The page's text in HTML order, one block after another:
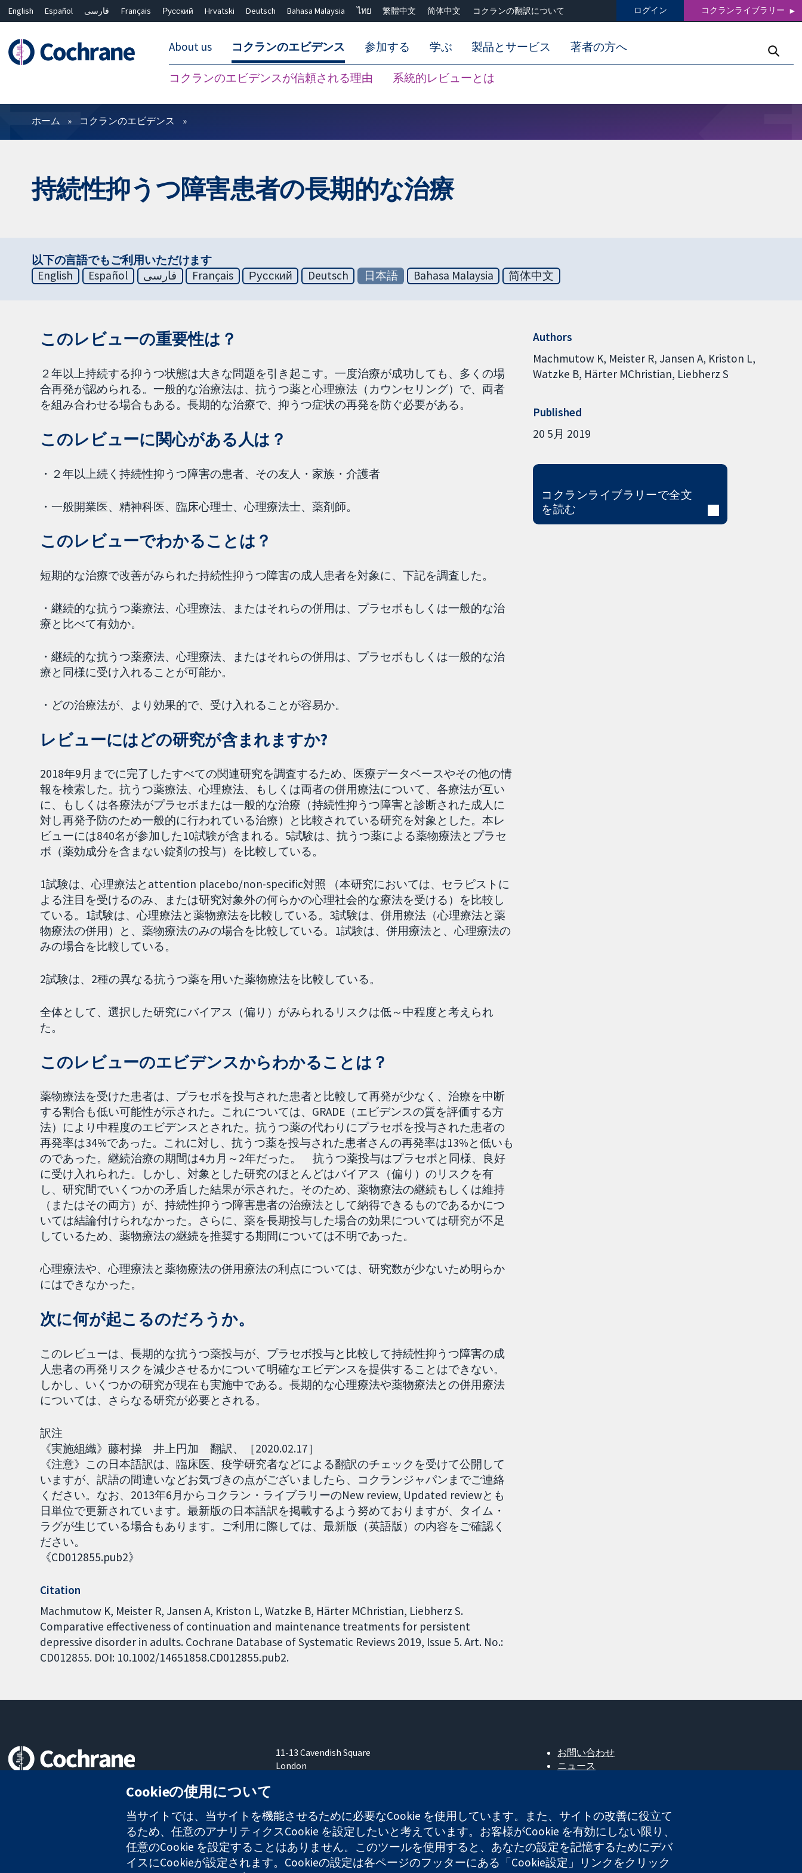
English Español فارسی Français Русский Hrvatski Deutsch Bahasa Malaysia ไทย 繁體中文 简体中文 コクランの翻訳について ログイン コクランライブラリー
About us コクランのエビデンス
コクランのエビデンスが信頼される理由 系統的レビューとは
参加する 学ぶ 製品とサービス 著者の方へ
フィルター
ホーム コクランのエビデンス
持続性抑うつ障害患者の長期的な治療
以下の言語でもご利用いただけます
English
Español فارسی Français Русский Deutsch 日本語 Bahasa Malaysia 简体中文
このレビューの重要性は？
２年以上持続する抑うつ状態は大きな問題を引き起こす。一度治療が成功しても、多くの場
合再発が認められる。一般的な治療法は、抗うつ薬と心理療法（カウンセリング）で、両者
を組み合わせる場合もある。長期的な治療で、抑うつ症状の再発を防ぐ必要がある。
このレビューに関心がある人は？
・２年以上続く持続性抑うつ障害の患者、その友人・家族・介護者
・一般開業医、精神科医、臨床心理士、心理療法士、薬剤師。
このレビューでわかることは？
短期的な治療で改善がみられた持続性抑うつ障害の成人患者を対象に、下記を調査した。
・継続的な抗うつ薬療法、心理療法、またはそれらの併用は、プラセボもしくは一般的な治
療と比べて有効か。
・継続的な抗うつ薬療法、心理療法、またはそれらの併用は、プラセボもしくは一般的な治
療と同様に受け入れることが可能か。
・どの治療法が、より効果的で、受け入れることが容易か。
レビューにはどの研究が含まれますか?
2018年9月までに完了したすべての関連研究を調査するため、医療データベースやその他の情
報を検索した。抗うつ薬療法、心理療法、もしくは両者の併用療法について、各療法が互い
に、もしくは各療法がプラセボまたは一般的な治療（持続性抑うつ障害と診断された成人に
対し再発予防のため一般的に行われている治療）と比較されている研究を対象とした。本レ
ビューには840名が参加した10試験が含まれる。5試験は、抗うつ薬による薬物療法とプラセ
ボ（薬効成分を含まない錠剤の投与）を比較している。
1試験は、心理療法とattention placebo/non-specific対照 （本研究においては、セラピストに
よる注目を受けるのみ、または研究対象外の何らかの心理社会的な療法を受ける）を比較し
ている。1試験は、心理療法と薬物療法を比較している。3試験は、併用療法（心理療法と薬
物療法の併用）と、薬物療法のみの場合を比較している。1試験は、併用療法と、心理療法の
みの場合を比較している。
2試験は、2種の異なる抗うつ薬を用いた薬物療法を比較している。
全体として、選択した研究にバイアス（偏り）がみられるリスクは低～中程度と考えられ
た。
このレビューのエビデンスからわかることは？
薬物療法を受けた患者は、プラセボを投与された患者と比較して再発が少なく、治療を中断
する割合も低い可能性が示された。これについては、GRADE（エビデンスの質を評価する方
法）により中程度のエビデンスとされた。抗うつ薬の代わりにプラセボを投与された患者の
再発率は34%であった。これに対し、抗うつ薬を投与された患者さんの再発率は13%と低いも
のであった。継続治療の期間は4カ月～2年だった。 抗うつ薬投与はプラセボと同様、良好
に受け入れられた。しかし、対象とした研究のほとんどはバイアス（偏り）のリスクを有
し、研究間でいくつかの矛盾した結果が示された。そのため、薬物療法の継続もしくは維持
（またはその両方）が、持続性抑うつ障害患者の治療法として納得できるものであるかにつ
いては結論付けられなかった。さらに、薬を長期投与した場合の効果については研究が不足
しているため、薬物療法の継続を推奨する期間については不明であった。
心理療法や、心理療法と薬物療法の併用療法の利点については、研究数が少ないため明らか
にはできなかった。
次に何が起こるのだろうか。
このレビューは、長期的な抗うつ薬投与が、プラセボ投与と比較して持続性抑うつ障害の成
人患者の再発リスクを減少させるかについて明確なエビデンスを提供することはできない。
しかし、いくつかの研究が現在も実施中である。長期的な心理療法や薬物療法との併用療法
については、さらなる研究が必要とされる。
訳注
《実施組織》藤村操 井上円加 翻訳、［2020.02.17］
《注意》この日本語訳は、臨床医、疫学研究者などによる翻訳のチェックを受けて公開して
いますが、訳語の間違いなどお気づきの点がございましたら、コクランジャパンまでご連絡
ください。なお、2013年6月からコクラン・ライブラリーのNew review, Updated reviewとも
日単位で更新されています。最新版の日本語訳を掲載するよう努めておりますが、タイム・
ラグが生じている場合もあります。ご利用に際しては、最新版（英語版）の内容をご確認く
ださい。
《CD012855.pub2》
Citation
Machmutow K, Meister R, Jansen A, Kriston L, Watzke B, Härter MChristian, Liebherz S.
Comparative effectiveness of continuation and maintenance treatments for persistent
depressive disorder in adults. Cochrane Database of Systematic Reviews 2019, Issue 5. Art. No.:
CD012855. DOI: 10.1002/14651858.CD012855.pub2.
Authors
Machmutow K Meister R Jansen A Kriston L
Watzke B Härter MChristian Liebherz S
Published
20 5月 2019
コクランライブラリーで全文
を読む
情報に基づく意思決定により
11-13 Cavendish Square
London
お問い合わせ
ニュース
Cochrane Library
コクラン・コラボレーションは、イングランド及びウェールズに登録された慈善団体（登録番号 1045921）および保証有限責任会社（登録番号 03044323）です。付加価値税登録番号 GB 718
Cookieの使用について
当サイトでは、当サイトを機能させるために必要なCookie を使用しています。また、サイトの改善に役立て
るため、任意のアナリティクスCookie を設定したいと考えています。お客様がCookie を有効にしない限り、
任意のCookie を設定することはありません。このツールを使用すると、あなたの設定を記憶するためにデバ
イスにCookieが設定されます。Cookieの設定は各ページのフッターにある「Cookie設定」リンクをクリック